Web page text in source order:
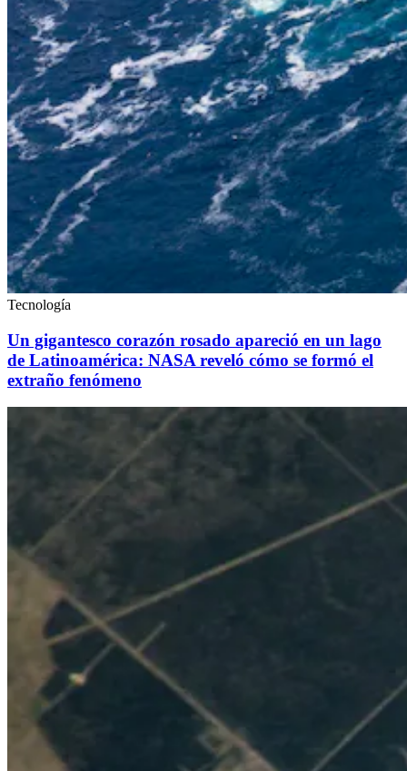
Tecnología
Un gigantesco corazón rosado apareció en un lago
de Latinoamérica: NASA reveló cómo se formó el
extraño fenómeno